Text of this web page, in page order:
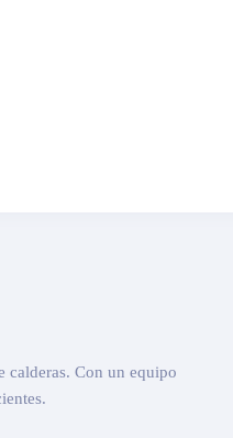
calderas. Con un equipo